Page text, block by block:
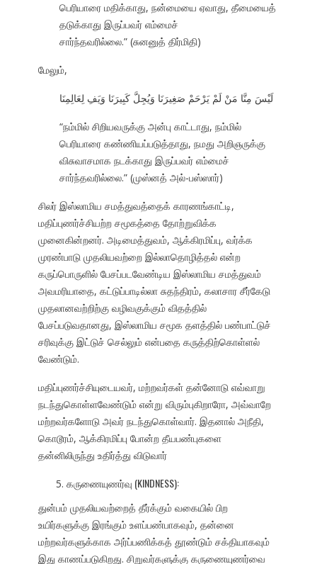
பெரியாரை மதிக்காது, நன்மையை ஏவாது, தீமையைத்
தடுக்காது இருப்பவர் எம்மைச்
சார்ந்தவரில்லை.” (சுனனுத் திர்மிதி)
மேலும்,
لَيْسَ مِنَّا مَنْ لَمْ يَرْحَمْ صَغِيرَنَا وَيُجِلَّ كَبِيرَنَا وَيَفِ لِعَالِمِنَا
“நம்மில் சிறியவருக்கு அன்பு காட்டாது, நம்மில்
பெரியாரை கண்ணியப்படுத்தாது, நமது அறிஞருக்கு
விசுவாசமாக நடக்காது இருப்பவர் எம்மைச்
சார்ந்தவரில்லை.” (முஸ்னத் அல்-பஸ்ஸார்)
சிலர் இஸ்லாமிய சமத்துவத்தைக் காரணங்காட்டி,
மதிப்புணர்ச்சியற்ற சமூகத்தை தோற்றுவிக்க
முனைகின்றனர். அடிமைத்துவம், ஆக்கிரமிப்பு, வர்க்க
முரண்பாடு முதலியவற்றை இல்லாதொழித்தல் என்ற
கருப்பொருளில் பேசப்படவேண்டிய இஸ்லாமிய சமத்துவம்
அவமரியாதை, கட்டுப்பாடில்லா சுதந்திரம், கலாசார சீர்கேடு
முதலானவற்றிற்கு வழிவகுக்கும் விதத்தில்
பேசப்படுவதானது, இஸ்லாமிய சமூக தளத்தில் பண்பாட்டுச்
சரிவுக்கு இட்டுச் செல்லும் என்பதை கருத்திற்கொள்ளல்
வேண்டும்.
மதிப்புணர்ச்சியுடையவர், மற்றவர்கள் தன்னோடு எவ்வாறு
நடந்துகொள்ளவேண்டும் என்று விரும்புகிறாரோ, அவ்வாறே
மற்றவர்களோடு அவர் நடந்துகொள்வார். இதனால் அநீதி,
கொடூரம், ஆக்கிரமிப்பு போன்ற தீயபண்புகளை
தன்னிலிருந்து உதிர்த்து விடுவார்
கருணையுணர்வு (KINDNESS):
துன்பம் முதலியவற்றைத் தீர்க்கும் வகையில் பிற
உயிர்களுக்கு இரங்கும் உளப்பண்பாகவும், தன்னை
மற்றவர்களுக்காக அர்ப்பணிக்கத் தூண்டும் சக்தியாகவும்
இது காணப்படுகிறது. சிறுவர்களுக்கு கருணையுணர்வை